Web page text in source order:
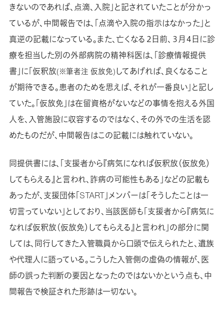
きないのであれば、点滴、入院」と記されていたことが分かっ
ているが、中間報告では、「点滴や入院の指示はなかった」と
真逆の記載になっている。また、亡くなる２日前、３月４日に診
療を担当した別の外部病院の精神科医は、「診療情報提供
書」に「仮釈放(※筆者注 仮放免)してあげれば、良くなること
が期待できる。患者のためを思えば、それが一番良い」と記し
ていた。「仮放免」は在留資格がないなどの事情を抱える外国
人を、入管施設に収容するのではなく、その外での生活を認
めたものだが、中間報告はこの記載には触れていない。
同提供書には、「支援者から『病気になれば仮釈放（仮放免）
してもらえる』と言われ、詐病の可能性もある」などの記載も
あったが、支援団体「START」メンバーは「そうしたことは一
切言っていない」としており、当該医師も「支援者から『病気に
なれば仮釈放（仮放免）してもらえる』と言われ」の部分に関
しては、同行してきた入管職員から口頭で伝えられたと、遺族
や代理人に語っている。こうした入管側の虚偽の情報が、医
師の誤った判断の要因となったのではないかという点も、中
間報告で検証された形跡は一切ない。